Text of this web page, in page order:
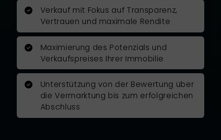
Verkauf mit Fokus auf Transparenz,
Vertrauen und maximale Rendite
Maximierung des Potenzials und
Verkaufspreises Ihrer Immobilie
Unterstützung von der Bewertung über
die Vermarktung bis zum erfolgreichen
Abschluss